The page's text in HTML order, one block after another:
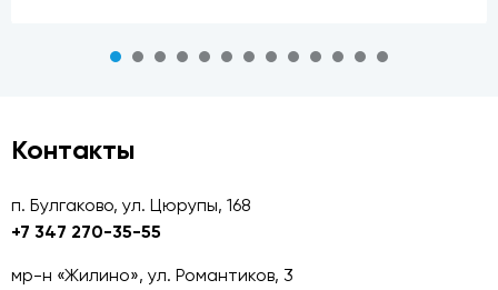
Контакты
п. Булгаково, ул. Цюрупы, 168
+7 347 270-35-55
мр-н «Жилино», ул. Романтиков, 3